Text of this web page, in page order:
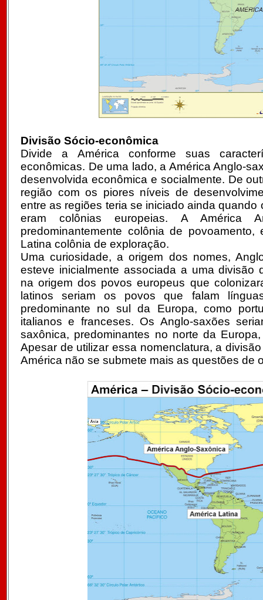
Divisão Sócio-econômica
Divide a América conforme suas
econômicas. De uma lado, a América Anglo-
desenvolvida econômica e socialmente. De
região com os piores níveis de
entre as regiões teria se iniciado ainda quando
eram colônias europeias. A América
predominantemente colônia de povoamento,
Latina colônia de exploração.
Uma curiosidade, a origem dos nomes,
esteve inicialmente associada a uma divisão
na origem dos povos europeus que
latinos seriam os povos que falam
predominante no sul da Europa, como
italianos e franceses. Os Anglo-saxões
saxônica, predominantes no norte da
Apesar de utilizar essa nomenclatura, a
América não se submete mais as questões de